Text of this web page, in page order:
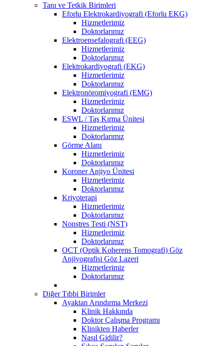
Tanı ve Tetkik Birimleri
Eforlu Elektrokardiyografi (Eforlu EKG)
Hizmetlerimiz
Doktorlarımız
Elektroensefalografi (EEG)
Hizmetlerimiz
Doktorlarımız
Elektrokardiyografi (EKG)
Hizmetlerimiz
Doktorlarımız
Elektronöromiyografi (EMG)
Hizmetlerimiz
Doktorlarımız
ESWL / Taş Kırma Ünitesi
Hizmetlerimiz
Doktorlarımız
Görme Alanı
Hizmetlerimiz
Doktorlarımız
Koroner Anjiyo Ünitesi
Hizmetlerimiz
Doktorlarımız
Kriyoterapi
Hizmetlerimiz
Doktorlarımız
Nonstres Testi (NST)
Hizmetlerimiz
Doktorlarımız
OCT (Optik Koherens Tomografi) Göz
Anjiyografisi Göz Lazeri
Hizmetlerimiz
Doktorlarımız
Diğer Tıbbi Birimler
Ayaktan Arındırma Merkezi
Klinik Hakkında
Doktor Çalışma Programı
Klinikten Haberler
Nasıl Gidilir?